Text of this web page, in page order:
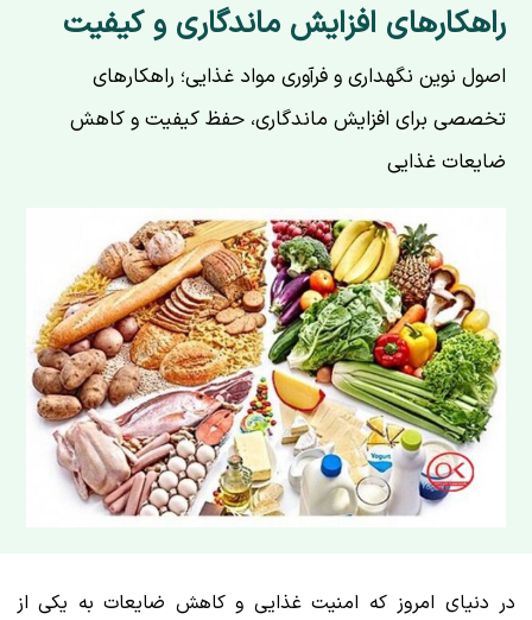
راهکارهای افزایش ماندگاری و کیفیت
اصول نوین نگهداری و فرآوری مواد غذایی؛ راهکارهای
تخصصی برای افزایش ماندگاری، حفظ کیفیت و کاهش
ضایعات غذایی
در دنیای امروز که امنیت غذایی و کاهش ضایعات به یکی از